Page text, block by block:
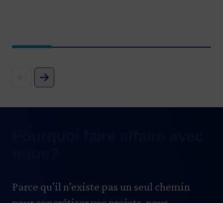
Parce qu’il n’existe pas un seul chemin